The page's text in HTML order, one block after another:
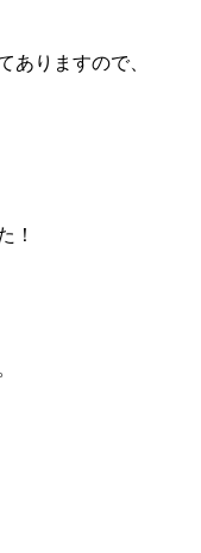
ありますので、
！